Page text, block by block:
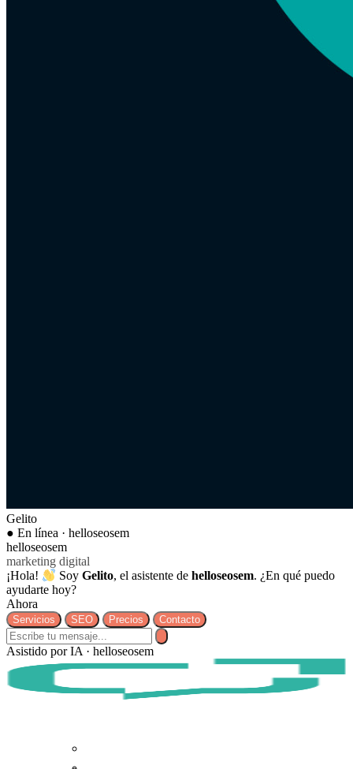
Gelito
● En línea · helloseosem
helloseosem
marketing digital
¡Hola!
SoyGelito, el asistente dehelloseosem. ¿En qué puedo
ayudarte hoy?
Ahora
Servicios SEO Precios Contacto
Asistido por IA · helloseosem